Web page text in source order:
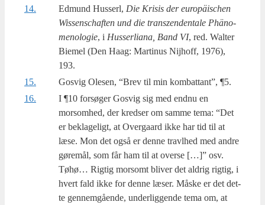
14.
Edmund Hus­serl, Die Kri­sis der euro­päi­s­chen
Wis­sens­chaf­ten und die transzen­den­tale Phä­no­
meno­lo­gie, i Hus­ser­li­a­na, Band VI, red. Wal­ter
Bie­mel (Den Haag: Mar­ti­nus Nijhoff, 1976),
193.
15.
Gosvig Ole­sen, “Brev til min kom­bat­tant”, ¶5.
16.
I ¶10 for­sø­ger Gosvig sig med end­nu en
morsom­hed, der kred­ser om sam­me tema: “Det
er bekla­ge­ligt, at Over­gaard ikke har tid til at
læse. Mon det også er den­ne travlhed med andre
gøre­mål, som får ham til at over­se […]” osv.
Tøhø… Rig­tig mor­somt bli­ver det aldrig rig­tig, i
hvert fald ikke for den­ne læser. Måske er det det­
te gen­nem­gå­en­de, under­lig­gen­de tema om, at